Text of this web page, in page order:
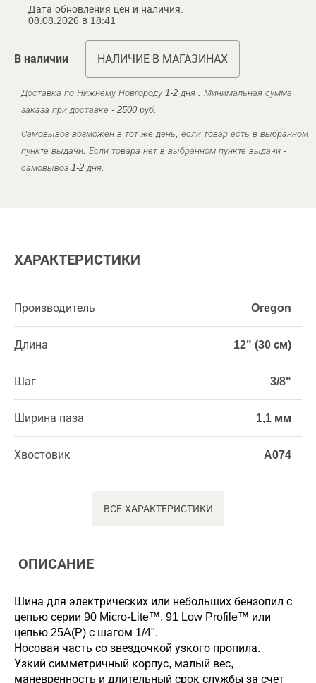
Дата обновления цен и наличия:
08.08.2026 в 18:41
В наличии НАЛИЧИЕ В МАГАЗИНАХ
Доставка по Нижнему Новгороду 1-2 дня . Минимальная сумма
заказа при доставке - 2500 руб.
Самовывоз возможен в тот же день, если товар есть в выбранном
пункте выдачи. Если товара нет в выбранном пункте выдачи -
самовывоз 1-2 дня.
ХАРАКТЕРИСТИКИ
Производитель Oregon
Длина 12" (30 см)
Шаг 3/8"
Ширина паза 1,1 мм
Хвостовик A074
ВСЕ ХАРАКТЕРИСТИКИ
ОПИСАНИЕ
Шина для электрических или небольших бензопил с
цепью серии 90 Micro-Lite™, 91 Low Profile™ или
цепью 25A(P) с шагом 1/4".
Носовая часть со звездочкой узкого пропила.
Узкий симметричный корпус, малый вес,
маневренность и длительный срок службы за счет